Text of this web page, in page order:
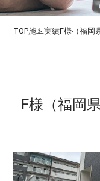
TOP施工実績F様（福岡
F様（福岡